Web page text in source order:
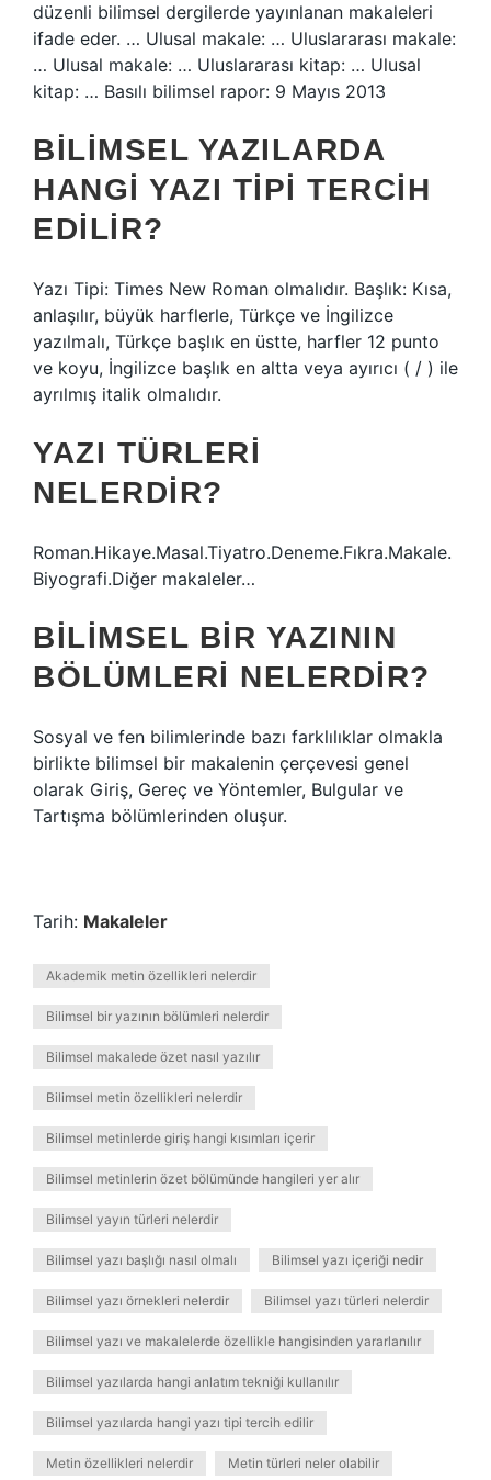
düzenli bilimsel dergilerde yayınlanan makaleleri
ifade eder. … Ulusal makale: … Uluslararası makale:
… Ulusal makale: … Uluslararası kitap: … Ulusal
kitap: … Basılı bilimsel rapor: 9 Mayıs 2013
BILIMSEL YAZILARDA
HANGI YAZI TIPI TERCIH
EDILIR?
Yazı Tipi: Times New Roman olmalıdır. Başlık: Kısa,
anlaşılır, büyük harflerle, Türkçe ve İngilizce
yazılmalı, Türkçe başlık en üstte, harfler 12 punto
ve koyu, İngilizce başlık en altta veya ayırıcı ( / ) ile
ayrılmış italik olmalıdır.
YAZI TÜRLERI
NELERDIR?
Roman.Hikaye.Masal.Tiyatro.Deneme.Fıkra.Makale.
Biyografi.Diğer makaleler…
BILIMSEL BIR YAZININ
BÖLÜMLERI NELERDIR?
Sosyal ve fen bilimlerinde bazı farklılıklar olmakla
birlikte bilimsel bir makalenin çerçevesi genel
olarak Giriş, Gereç ve Yöntemler, Bulgular ve
Tartışma bölümlerinden oluşur.
Tarih: Makaleler
Akademik metin özellikleri nelerdir
Bilimsel bir yazının bölümleri nelerdir
Bilimsel makalede özet nasıl yazılır
Bilimsel metin özellikleri nelerdir
Bilimsel metinlerde giriş hangi kısımları içerir
Bilimsel metinlerin özet bölümünde hangileri yer alır
Bilimsel yayın türleri nelerdir
Bilimsel yazı başlığı nasıl olmalı Bilimsel yazı içeriği nedir
Bilimsel yazı örnekleri nelerdir Bilimsel yazı türleri nelerdir
Bilimsel yazı ve makalelerde özellikle hangisinden yararlanılır
Bilimsel yazılarda hangi anlatım tekniği kullanılır
Bilimsel yazılarda hangi yazı tipi tercih edilir
Metin özellikleri nelerdir Metin türleri neler olabilir